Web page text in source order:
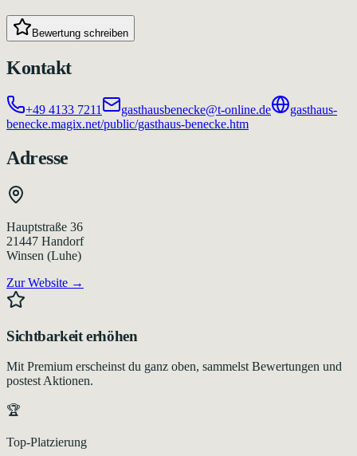
Bewertung schreiben
Kontakt
+49 4133 7211 gasthausbenecke@t-online.de
gasthaus-
benecke.magix.net/public/gasthaus-benecke.htm
Adresse
Hauptstraße 36
21447 Handorf
Winsen (Luhe)
Zur Website →
Sichtbarkeit erhöhen
Mit Premium erscheinst du ganz oben, sammelst Bewertungen und
postest Aktionen.
🏆
Top-Platzierung